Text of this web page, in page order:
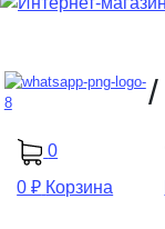
/
0
0 ₽ Корзина